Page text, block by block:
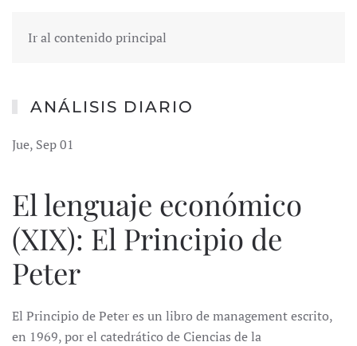
Ir al contenido principal
ANÁLISIS DIARIO
Jue, Sep 01
El lenguaje económico
(XIX): El Principio de
Peter
El Principio de Peter es un libro de management escrito,
en 1969, por el catedrático de Ciencias de la